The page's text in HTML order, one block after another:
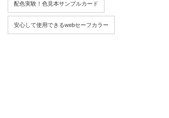
配色実験！色見本サンプルカード
安心して使用できるwebセーフカラー